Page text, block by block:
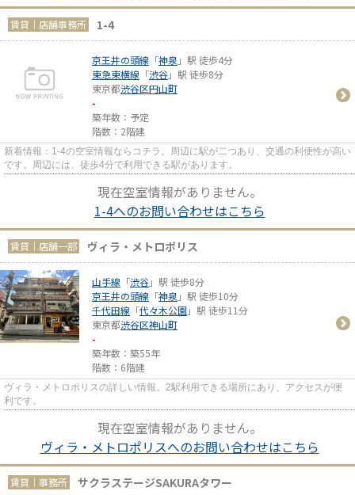
賃貸｜店舗事務所 1-4
京王井の頭線 「神泉 」駅 徒歩4分
東急東横線 「渋谷」駅 徒歩8分
東京都渋谷区円山町
-
築年数：予定
階数：2階建
新着情報：1-4の空室情報ならコチラ。周辺に駅が二つあり、交通の利便性が高い
です。周辺には、徒歩4分で利用できる駅があります。
現在空室情報がありません。
1-4へのお問い合わせはこちら
賃貸｜店舗一部 ヴィラ・メトロポリス
山手線 「渋谷」駅 徒歩8分
京王井の頭線 「神泉 」駅 徒歩10分
千代田線 「代々木公園」駅 徒歩11分
東京都渋谷区神山町
-
築年数：築55年
階数：6階建
ヴィラ・メトロポリスの詳しい情報。2駅利用できる場所にあり、アクセスが便
利です。
現在空室情報がありません。
ヴィラ・メトロポリスへのお問い合わせはこちら
賃貸｜事務所 サクラステージSAKURAタワー